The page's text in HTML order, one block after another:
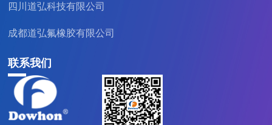
在线留言
四川道弘科技有限公司
成都道弘氟橡胶有限公司
联系我们